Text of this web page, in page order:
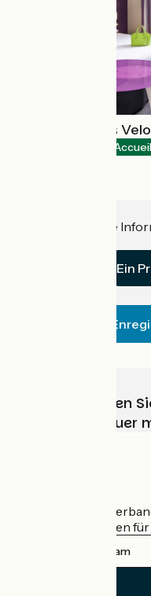
Hôtel Ibis Styles
Haben Sie eine
Ein
Wählen, bereiten
Ihr Radabenteuer
Der nationale
offizielle Leitfaden
Instagram